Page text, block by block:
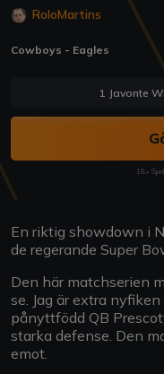
RoloMartins
Cowboys - Eagles
1 Javonte
18+
En riktig showdown i
de regerande Super
Den här matchserien
se. Jag är extra
pånyttfödd QB
starka defense. Den
emot.